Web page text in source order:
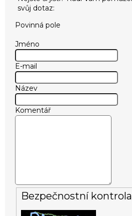
Povinná pole
Jméno
E-mail
Název
Komentář
Bezpečnostní kontrola